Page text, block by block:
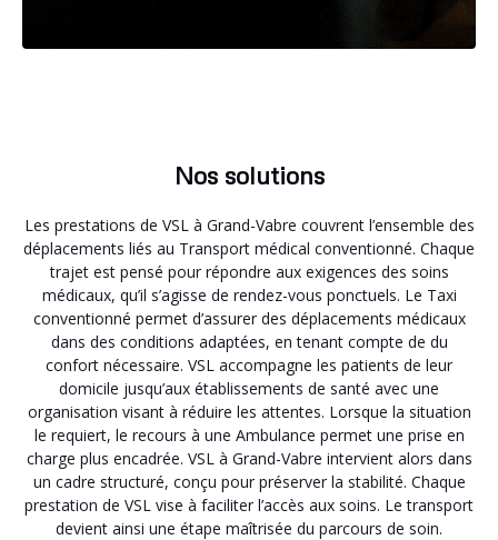
Nos solutions
Les prestations de VSL à Grand-Vabre couvrent l’ensemble des
déplacements liés au Transport médical conventionné. Chaque
trajet est pensé pour répondre aux exigences des soins
médicaux, qu’il s’agisse de rendez-vous ponctuels. Le Taxi
conventionné permet d’assurer des déplacements médicaux
dans des conditions adaptées, en tenant compte de du
confort nécessaire. VSL accompagne les patients de leur
domicile jusqu’aux établissements de santé avec une
organisation visant à réduire les attentes. Lorsque la situation
le requiert, le recours à une Ambulance permet une prise en
charge plus encadrée. VSL à Grand-Vabre intervient alors dans
un cadre structuré, conçu pour préserver la stabilité. Chaque
prestation de VSL vise à faciliter l’accès aux soins. Le transport
devient ainsi une étape maîtrisée du parcours de soin.